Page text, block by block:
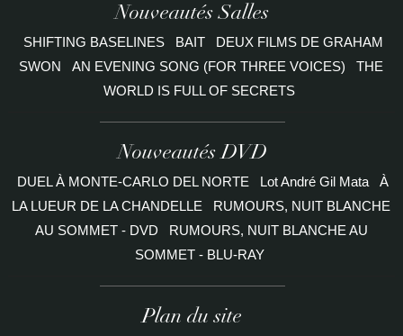
Nouveautés Salles
SHIFTING BASELINES BAIT
DEUX FILMS DE GRAHAM
SWON
AN EVENING SONG (FOR THREE VOICES)
THE
WORLD IS FULL OF SECRETS
Nouveautés DVD
DUEL À MONTE-CARLO DEL NORTE Lot André Gil Mata
À
LA LUEUR DE LA CHANDELLE
RUMOURS, NUIT BLANCHE
AU SOMMET - DVD
RUMOURS, NUIT BLANCHE AU
SOMMET - BLU-RAY
Plan du site